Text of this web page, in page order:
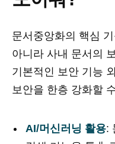
문서중앙화의 핵심
아니라 사내 문서의
기본적인 보안 기능
보안을 한층 강화할
AI/머신러닝 활용: